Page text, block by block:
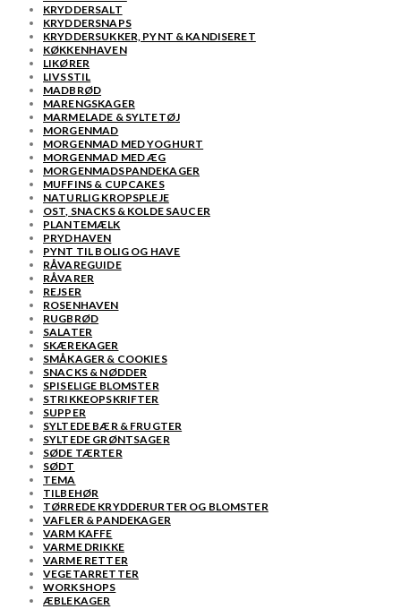
KRYDDERSALT
KRYDDERSNAPS
KRYDDERSUKKER, PYNT & KANDISERET
KØKKENHAVEN
LIKØRER
LIVSSTIL
MADBRØD
MARENGSKAGER
MARMELADE & SYLTETØJ
MORGENMAD
MORGENMAD MED YOGHURT
MORGENMAD MED ÆG
MORGENMADSPANDEKAGER
MUFFINS & CUPCAKES
NATURLIG KROPSPLEJE
OST, SNACKS & KOLDE SAUCER
PLANTEMÆLK
PRYDHAVEN
PYNT TIL BOLIG OG HAVE
RÅVAREGUIDE
RÅVARER
REJSER
ROSENHAVEN
RUGBRØD
SALATER
SKÆREKAGER
SMÅKAGER & COOKIES
SNACKS & NØDDER
SPISELIGE BLOMSTER
STRIKKEOPSKRIFTER
SUPPER
SYLTEDE BÆR & FRUGTER
SYLTEDE GRØNTSAGER
SØDE TÆRTER
SØDT
TEMA
TILBEHØR
TØRREDE KRYDDERURTER OG BLOMSTER
VAFLER & PANDEKAGER
VARM KAFFE
VARME DRIKKE
VARME RETTER
VEGETARRETTER
WORKSHOPS
ÆBLEKAGER